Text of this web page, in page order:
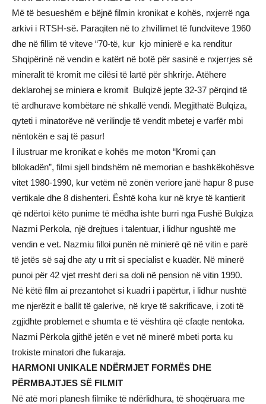
Më të besueshëm e bëjnë filmin kronikat e kohës, nxjerrë nga
arkivi i RTSH-së. Paraqiten në to zhvillimet të fundviteve 1960
dhe në fillim të viteve “70-të, kur kjo minierë e ka renditur
Shqipërinë në vendin e katërt në botë për sasinë e nxjerrjes së
mineralit të kromit me cilësi të lartë për shkrirje. Atëhere
deklarohej se miniera e kromit Bulqizë jepte 32-37 përqind të
të ardhurave kombëtare në shkallë vendi. Megjithatë Bulqiza,
qyteti i minatorëve në verilindje të vendit mbetej e varfër mbi
nëntokën e saj të pasur!
I ilustruar me kronikat e kohës me moton “Kromi çan
bllokadën”, filmi sjell bindshëm në memorian e bashkëkohësve
vitet 1980-1990, kur vetëm në zonën veriore janë hapur 8 puse
vertikale dhe 8 dishenteri. Është koha kur në krye të kantierit
që ndërtoi këto punime të mëdha ishte burri nga Fushë Bulqiza
Nazmi Perkola, një drejtues i talentuar, i lidhur ngushtë me
vendin e vet. Nazmiu filloi punën në minierë që në vitin e parë
të jetës së saj dhe aty u rrit si specialist e kuadër. Në minerë
punoi për 42 vjet rresht deri sa doli në pension në vitin 1990.
Në këtë film ai prezantohet si kuadri i papërtur, i lidhur nushtë
me njerëzit e ballit të galerive, në krye të sakrificave, i zoti të
zgjidhte problemet e shumta e të vështira që cfaqte nentoka.
Nazmi Përkola gjithë jetën e vet në minerë mbeti porta ku
trokiste minatori dhe fukaraja.
HARMONI UNIKALE NDËRMJET FORMËS DHE
PËRMBAJTJES SË FILMIT
Në atë mori planesh filmike të ndërlidhura, të shoqëruara me